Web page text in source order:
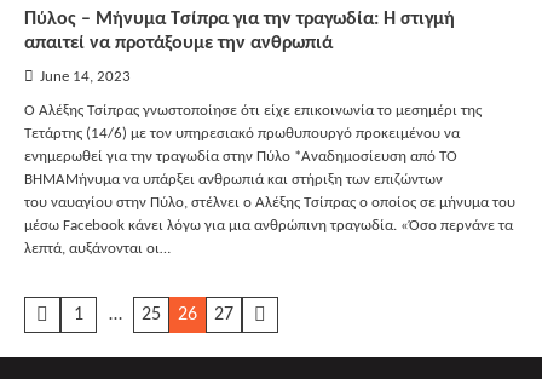
Πύλος – Μήνυμα Τσίπρα για την τραγωδία: Η στιγμή
απαιτεί να προτάξουμε την ανθρωπιά
June 14, 2023
Ο Αλέξης Τσίπρας γνωστοποίησε ότι είχε επικοινωνία το μεσημέρι της
Τετάρτης (14/6) με τον υπηρεσιακό πρωθυπουργό προκειμένου να
ενημερωθεί για την τραγωδία στην Πύλο *Αναδημοσίευση από ΤΟ
ΒΗΜΑΜήνυμα να υπάρξει ανθρωπιά και στήριξη των επιζώντων
του ναυαγίου στην Πύλο, στέλνει ο Αλέξης Τσίπρας ο οποίος σε μήνυμα του
μέσω Facebook κάνει λόγω για μια ανθρώπινη τραγωδία. «Όσο περνάνε τα
λεπτά, αυξάνονται οι…
Posts
pagination
1 … 25 26 27